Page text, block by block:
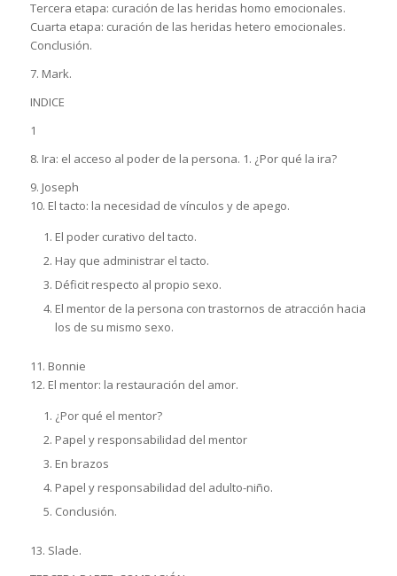
Tercera etapa: curación de las heridas homo emocionales.
Cuarta etapa: curación de las heridas hetero emocionales.
Conclusión.
7. Mark.
INDICE
1
8. Ira: el acceso al poder de la persona. 1. ¿Por qué la ira?
9. Joseph
10. El tacto: la necesidad de vínculos y de apego.
El poder curativo del tacto.
Hay que administrar el tacto.
Déficit respecto al propio sexo.
El mentor de la persona con trastornos de atracción hacia
los de su mismo sexo.
11. Bonnie
12. El mentor: la restauración del amor.
¿Por qué el mentor?
Papel y responsabilidad del mentor
En brazos
Papel y responsabilidad del adulto-niño.
Conclusión.
13. Slade.